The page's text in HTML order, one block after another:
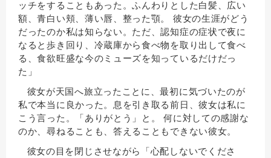
ッチをすることもあった。ふんわりとした白髪、広い
額、青白い頬、薄い唇、整った顎。 彼女の生涯がどう
だったのか私は知らない。ただ、認知症の症状で夜に
なると歩き回り、冷蔵庫から食べ物を取り出して食べ
る、食欲旺盛な今のミューズを知っているだけだっ
た」
彼女が天国へ旅立ったことに、最初に気づいたのが
私で本当に良かった。息を引き取る前日、彼女は私に
こう言った。「ありがとう」と。 何に対しての感謝な
のか、尋ねることも、答えることもできない彼女。
彼女の目を閉じさせながら「心配しないでくださ